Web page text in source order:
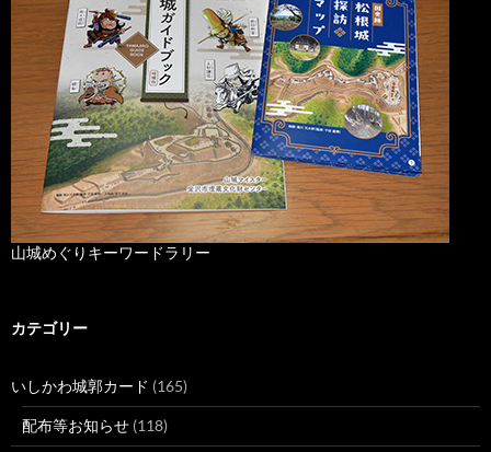
山城めぐりキーワードラリー
カテゴリー
いしかわ城郭カード (165)
配布等お知らせ (118)